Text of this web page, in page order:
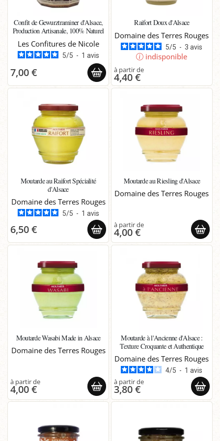
Confit de Gewurztraminer d'Alsace,
Production Artisanale, 100% Naturel
Les Confitures de Nicole
5/5 - 1 avis
7,00 €
Raifort Doux d'Alsace
Domaine des Terres Rouges
5/5 - 3avis
indisponible
4,40 €
Moutarde au Raifort Spécialité
d'Alsace
Domaine des Terres Rouges
5/5 - 1 avis
6,50 €
Moutarde au Riesling d'Alsace
Domaine des Terres Rouges
4,00 €
Moutarde Wasabi Made in Alsace
Domaine des Terres Rouges
4,00 €
Moutarde à l'Ancienne d'Alsace :
Texture Croquante et Authentique
Domaine des Terres Rouges
4/5 - 1avis
3,80 €